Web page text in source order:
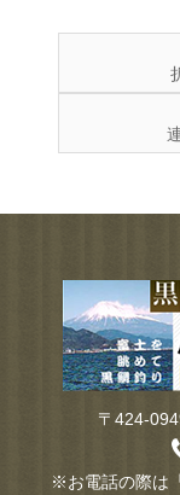
〒424-
※お電話の際は